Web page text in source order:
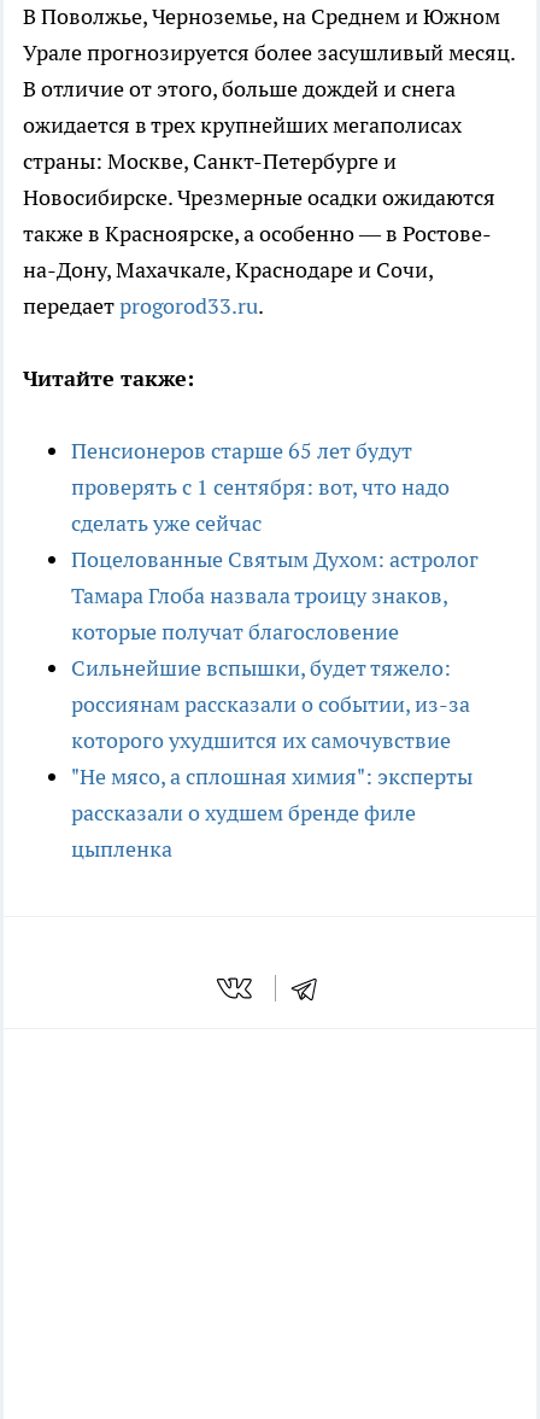
В Поволжье, Черноземье, на Среднем и Южном
Урале прогнозируется более засушливый месяц.
В отличие от этого, больше дождей и снега
ожидается в трех крупнейших мегаполисах
страны: Москве, Санкт-Петербурге и
Новосибирске. Чрезмерные осадки ожидаются
также в Красноярске, а особенно — в Ростове-
на-Дону, Махачкале, Краснодаре и Сочи,
передаетprogorod33.ru.
Читайте также:
Пенсионеров старше 65 лет будут
проверять с 1 сентября: вот, что надо
сделать уже сейчас
Поцелованные Святым Духом: астролог
Тамара Глоба назвала троицу знаков,
которые получат благословение
Сильнейшие вспышки, будет тяжело:
россиянам рассказали о событии, из-за
которого ухудшится их самочувствие
"Не мясо, а сплошная химия": эксперты
рассказали о худшем бренде филе
цыпленка